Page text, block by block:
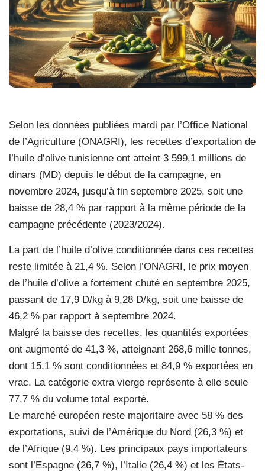
Selon les données publiées mardi par l’Office National
de l’Agriculture (ONAGRI), les recettes d’exportation de
l’huile d’olive tunisienne ont atteint 3 599,1 millions de
dinars (MD) depuis le début de la campagne, en
novembre 2024, jusqu’à fin septembre 2025, soit une
baisse de 28,4 % par rapport à la même période de la
campagne précédente (2023/2024).
La part de l’huile d’olive conditionnée dans ces recettes
reste limitée à 21,4 %. Selon l’ONAGRI, le prix moyen
de l’huile d’olive a fortement chuté en septembre 2025,
passant de 17,9 D/kg à 9,28 D/kg, soit une baisse de
46,2 % par rapport à septembre 2024.
Malgré la baisse des recettes, les quantités exportées
ont augmenté de 41,3 %, atteignant 268,6 mille tonnes,
dont 15,1 % sont conditionnées et 84,9 % exportées en
vrac. La catégorie extra vierge représente à elle seule
77,7 % du volume total exporté.
Le marché européen reste majoritaire avec 58 % des
exportations, suivi de l’Amérique du Nord (26,3 %) et
de l’Afrique (9,4 %). Les principaux pays importateurs
sont l’Espagne (26,7 %), l’Italie (26,4 %) et les États-